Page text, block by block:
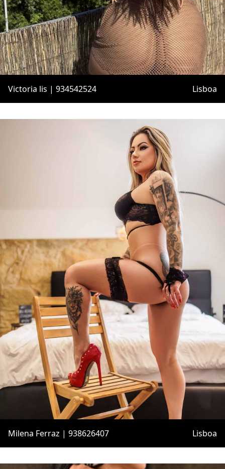
Victoria lis | 934542524 Lisboa
Milena Ferraz | 938626407 Lisboa